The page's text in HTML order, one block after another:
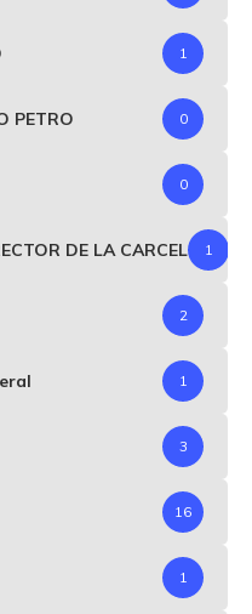
1
PETRO 0
0
DE LA CARCEL 1
2
1
3
16
1